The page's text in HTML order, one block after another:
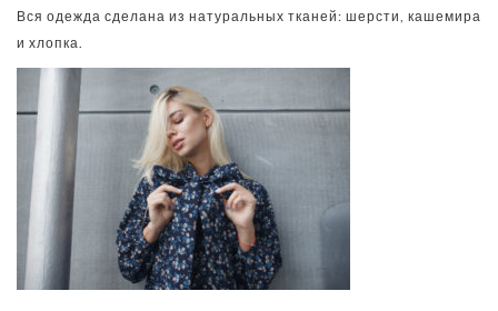
Вся одежда сделана из натуральных тканей: шерсти, кашемира
и хлопка.